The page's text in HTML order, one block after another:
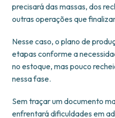
precisará das massas, dos
outras operações que
Nesse caso, o plano de
etapas conforme a
no estoque, mas pouco
nessa fase.
Sem traçar um documento
enfrentará dificuldades em